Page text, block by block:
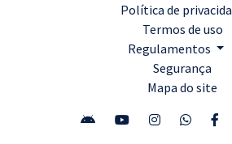
Política de
Termos de uso
Regulamentos
Segurança
Mapa do site